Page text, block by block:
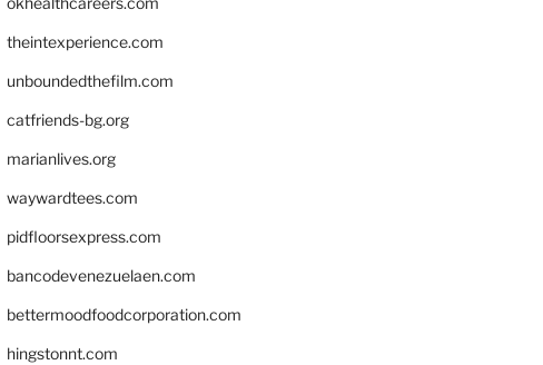
theintexperience.com
unboundedthefilm.com
catfriends-bg.org
marianlives.org
waywardtees.com
pidfloorsexpress.com
bancodevenezuelaen.com
bettermoodfoodcorporation.com
hingstonnt.com